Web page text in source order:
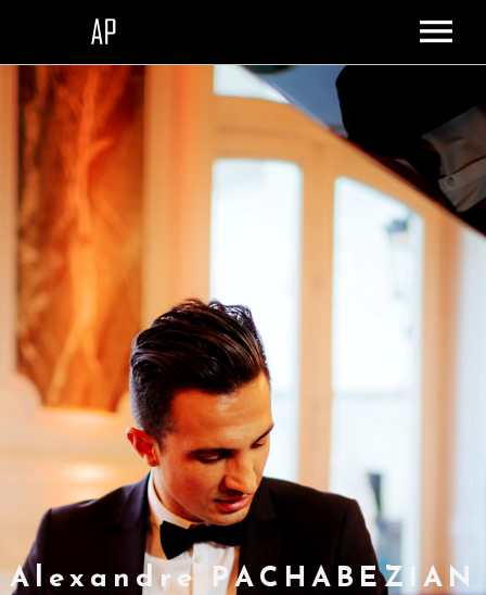
ACCUEIL
LE STUDIO
SHOP
DONATION
Al ex a n d re PA C H A B EZ I A N